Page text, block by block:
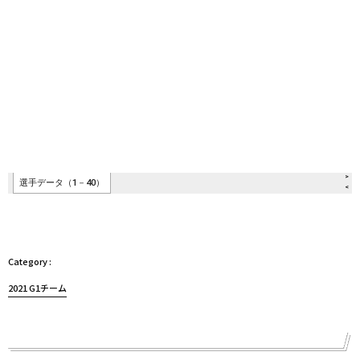
2021 G1チーム